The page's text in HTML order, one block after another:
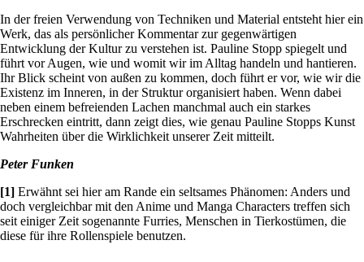
In der freien Verwendung von Techniken und Material entsteht hier ein
Werk, das als persönlicher Kommentar zur gegenwärtigen
Entwicklung der Kultur zu verstehen ist. Pauline Stopp spiegelt und
führt vor Augen, wie und womit wir im Alltag handeln und hantieren.
Ihr Blick scheint von außen zu kommen, doch führt er vor, wie wir die
Existenz im Inneren, in der Struktur organisiert haben. Wenn dabei
neben einem befreienden Lachen manchmal auch ein starkes
Erschrecken eintritt, dann zeigt dies, wie genau Pauline Stopps Kunst
Wahrheiten über die Wirklichkeit unserer Zeit mitteilt.
Peter Funken
[1] Erwähnt sei hier am Rande ein seltsames Phänomen: Anders und
doch vergleichbar mit den Anime und Manga Characters treffen sich
seit einiger Zeit sogenannte Furries, Menschen in Tierkostümen, die
diese für ihre Rollenspiele benutzen.